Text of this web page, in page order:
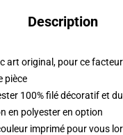
Description
art original, pour ce
pièce
100% filé décoratif et
en polyester en option
imprimé pour vous